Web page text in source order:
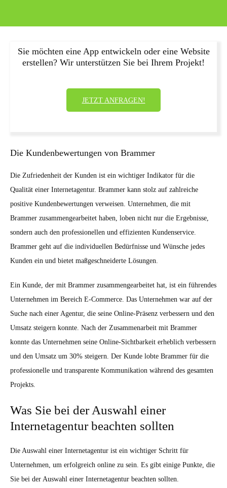
Sie möchten eine App entwickeln oder eine Website
erstellen? Wir unterstützen Sie bei Ihrem Projekt!
JETZT ANFRAGEN!
Die Kundenbewertungen von Brammer
Die Zufriedenheit der Kunden ist ein wichtiger Indikator für die
Qualität einer Internetagentur. Brammer kann stolz auf zahlreiche
positive Kundenbewertungen verweisen. Unternehmen, die mit
Brammer zusammengearbeitet haben, loben nicht nur die Ergebnisse,
sondern auch den professionellen und effizienten Kundenservice.
Brammer geht auf die individuellen Bedürfnisse und Wünsche jedes
Kunden ein und bietet maßgeschneiderte Lösungen.
Ein Kunde, der mit Brammer zusammengearbeitet hat, ist ein führendes
Unternehmen im Bereich E-Commerce. Das Unternehmen war auf der
Suche nach einer Agentur, die seine Online-Präsenz verbessern und den
Umsatz steigern konnte. Nach der Zusammenarbeit mit Brammer
konnte das Unternehmen seine Online-Sichtbarkeit erheblich verbessern
und den Umsatz um 30% steigern. Der Kunde lobte Brammer für die
professionelle und transparente Kommunikation während des gesamten
Projekts.
Was Sie bei der Auswahl einer
Internetagentur beachten sollten
Die Auswahl einer Internetagentur ist ein wichtiger Schritt für
Unternehmen, um erfolgreich online zu sein. Es gibt einige Punkte, die
Sie bei der Auswahl einer Internetagentur beachten sollten.